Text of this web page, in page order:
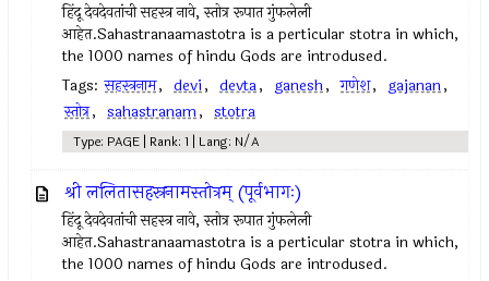
हिंदू देवदेवतांची सहस्त्र नावे, स्तोत्र रूपात गुंफलेली
आहेत.Sahastranaamastotra is a perticular stotra in which,
the 1000 names of hindu Gods are introdused.
Tags: सहस्त्रनाम, devi, devta, ganesh, गणेश, gajanan,
स्तोत्र, sahastranam, stotra
Type: PAGE | Rank: 1 | Lang: N/A
श्री ललितासहस्रनामस्तोत्रम् (पूर्वभागः)
हिंदू देवदेवतांची सहस्त्र नावे, स्तोत्र रूपात गुंफलेली
आहेत.Sahastranaamastotra is a perticular stotra in which,
the 1000 names of hindu Gods are introdused.